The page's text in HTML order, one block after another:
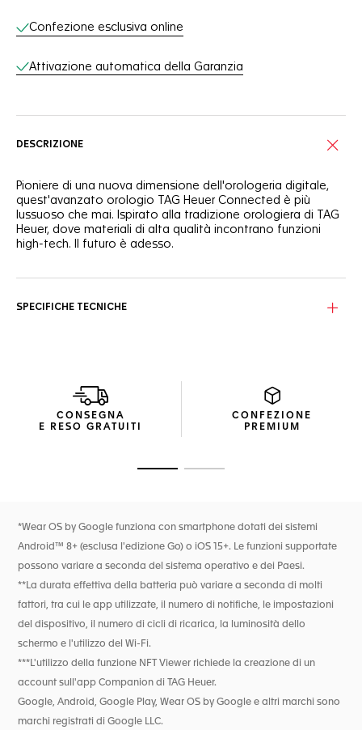
Confezione esclusiva online
Attivazione automatica della Garanzia
DESCRIZIONE
Pioniere di una nuova dimensione dell'orologeria digitale,
quest'avanzato orologio TAG Heuer Connected è più
lussuoso che mai. Ispirato alla tradizione orologiera di TAG
Heuer, dove materiali di alta qualità incontrano funzioni
high-tech. Il futuro è adesso.
infinito e include un timer argento integrato. Lusso
Pronto per ogni sfida, l'ergonomico cinturino in caucciù con
fibbia pieghevole e pulsanti di sicurezza è smart, versatile e
SPECIFICHE TECNICHE
CONSEGNA
E RESO GRATUITI
CONFEZIONE
PREMIUM
*Wear OS by Google funziona con smartphone dotati dei sistemi
Android™ 8+ (esclusa l'edizione Go) o iOS 15+. Le funzioni supportate
possono variare a seconda del sistema operativo e dei Paesi.
**La durata effettiva della batteria può variare a seconda di molti
fattori, tra cui le app utilizzate, il numero di notifiche, le impostazioni
del dispositivo, il numero di cicli di ricarica, la luminosità dello
schermo e l'utilizzo del Wi-Fi.
***L'utilizzo della funzione NFT Viewer richiede la creazione di un
account sull'app Companion di TAG Heuer.
Google, Android, Google Play, Wear OS by Google e altri marchi sono
marchi registrati di Google LLC.